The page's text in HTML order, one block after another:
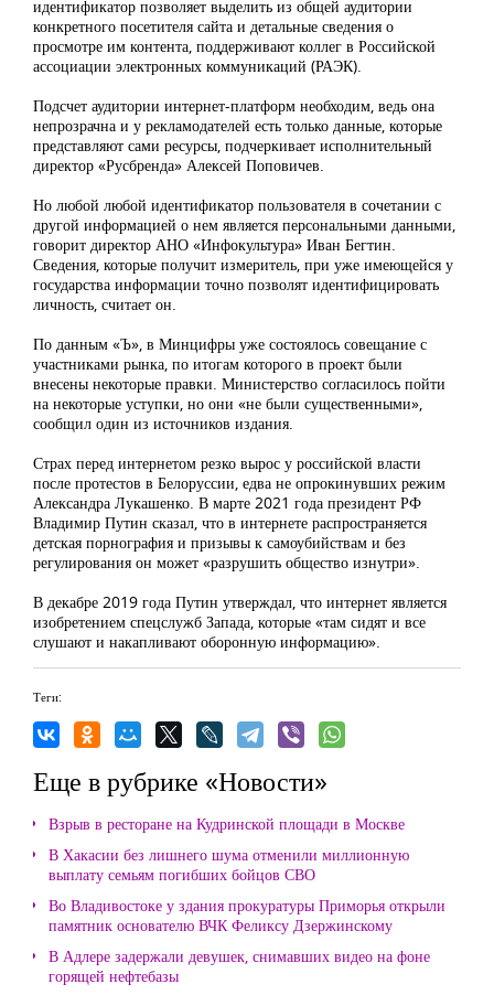
идентификатор позволяет выделить из общей аудитории
конкретного посетителя сайта и детальные сведения о
просмотре им контента, поддерживают коллег в Российской
ассоциации электронных коммуникаций (РАЭК).
Подсчет аудитории интернет-платформ необходим, ведь она
непрозрачна и у рекламодателей есть только данные, которые
представляют сами ресурсы, подчеркивает исполнительный
директор «Русбренда» Алексей Поповичев.
Но любой любой идентификатор пользователя в сочетании с
другой информацией о нем является персональными данными,
говорит директор АНО «Инфокультура» Иван Бегтин.
Сведения, которые получит измеритель, при уже имеющейся у
государства информации точно позволят идентифицировать
личность, считает он.
По данным «Ъ», в Минцифры уже состоялось совещание с
участниками рынка, по итогам которого в проект были
внесены некоторые правки. Министерство согласилось пойти
на некоторые уступки, но они «не были существенными»,
сообщил один из источников издания.
Страх перед интернетом резко вырос у российской власти
после протестов в Белоруссии, едва не опрокинувших режим
Александра Лукашенко. В марте 2021 года президент РФ
Владимир Путин сказал, что в интернете распространяется
детская порнография и призывы к самоубийствам и без
регулирования он может «разрушить общество изнутри».
В декабре 2019 года Путин утверждал, что интернет является
изобретением спецслужб Запада, которые «там сидят и все
слушают и накапливают оборонную информацию».
Теги:
Еще в рубрике «Новости»
Взрыв в ресторане на Кудринской площади в Москве
В Хакасии без лишнего шума отменили миллионную
выплату семьям погибших бойцов СВО
Во Владивостоке у здания прокуратуры Приморья открыли
памятник основателю ВЧК Феликсу Дзержинскому
В Адлере задержали девушек, снимавших видео на фоне
горящей нефтебазы